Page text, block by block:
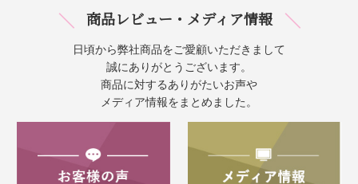
商品レビュー・メディア情報
日頃から弊社商品をご愛顧いただきまして
誠にありがとうございます。
商品に対するありがたいお声や
メディア情報をまとめました。